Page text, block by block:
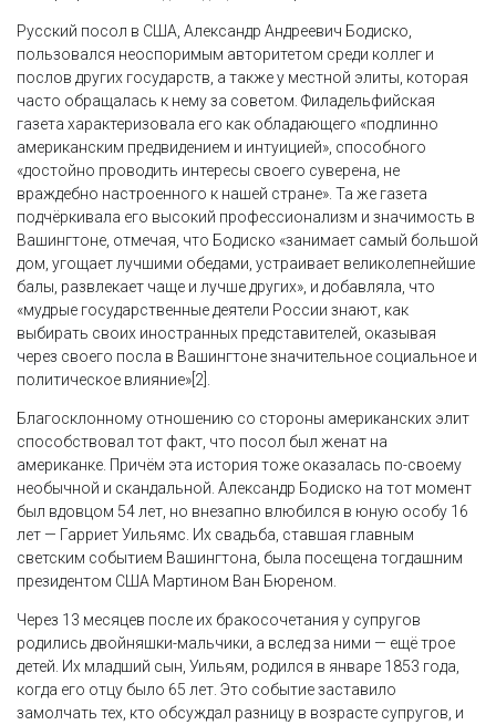
Русский посол в США, Александр Андреевич Бодиско,
пользовался неоспоримым авторитетом среди коллег и
послов других государств, а также у местной элиты, которая
часто обращалась к нему за советом. Филадельфийская
газета характеризовала его как обладающего «подлинно
американским предвидением и интуицией», способного
«достойно проводить интересы своего суверена, не
враждебно настроенного к нашей стране». Та же газета
подчёркивала его высокий профессионализм и значимость в
Вашингтоне, отмечая, что Бодиско «занимает самый большой
дом, угощает лучшими обедами, устраивает великолепнейшие
балы, развлекает чаще и лучше других», и добавляла, что
«мудрые государственные деятели России знают, как
выбирать своих иностранных представителей, оказывая
через своего посла в Вашингтоне значительное социальное и
политическое ­­влияние»[2].
Благосклонному отношению со стороны американских элит
способствовал тот факт, что посол был женат на
американке. Причём эта история тоже оказалась по-своему
необычной и скандальной. Александр Бодиско на тот момент
был вдовцом 54 лет, но внезапно влюбился в юную особу 16
лет — Гарриет Уильямс. Их свадьба, ставшая главным
светским событием Вашингтона, была посещена тогдашним
президентом США Мартином Ван Бюреном.
Через 13 месяцев после их бракосочетания у супругов
родились двойняшки-мальчики, а вслед за ними — ещё трое
детей. Их младший сын, Уильям, родился в январе 1853 года,
когда его отцу было 65 лет. Это событие заставило
замолчать тех, кто обсуждал разницу в возрасте супругов, и